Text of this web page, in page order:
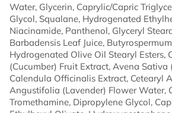
Water, Glycerin, Caprylic/Capric
Glycol, Squalane, Hydrogenated
Niacinamide, Panthenol, Glyceryl
Barbadensis Leaf Juice,
Hydrogenated Olive Oil Stearyl Esters,
(Cucumber) Fruit Extract, Avena Sativa
Calendula Officinalis Extract, Cetearyl
Angustifolia (Lavender) Flower Water,
Tromethamine, Dipropylene Glycol,